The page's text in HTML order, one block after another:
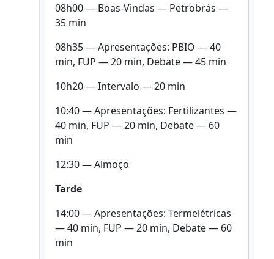
08h00 — Boas-Vindas — Petrobrás —
35 min
08h35 — Apresentações: PBIO — 40
min, FUP — 20 min, Debate — 45 min
10h20 — Intervalo — 20 min
10:40 — Apresentações: Fertilizantes —
40 min, FUP — 20 min, Debate — 60
min
12:30 — Almoço
Tarde
14:00 — Apresentações: Termelétricas
— 40 min, FUP — 20 min, Debate — 60
min